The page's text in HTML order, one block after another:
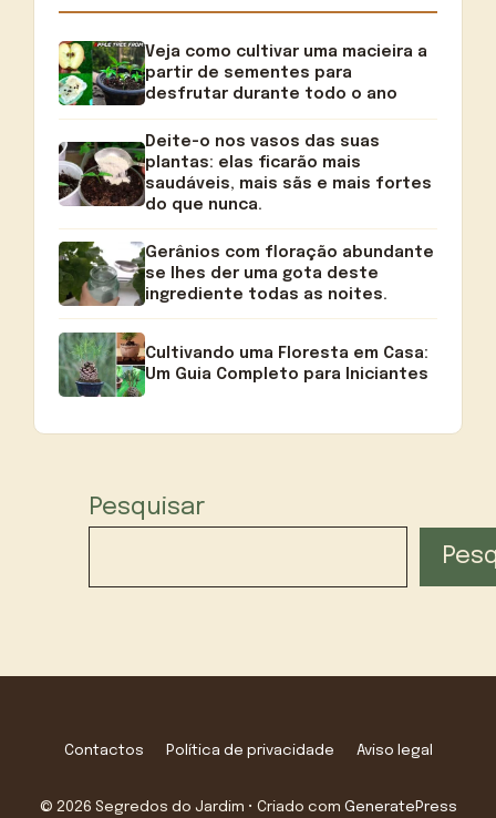
Veja como cultivar uma macieira a
partir de sementes para
desfrutar durante todo o ano
Deite-o nos vasos das suas
plantas: elas ficarão mais
saudáveis, mais sãs e mais fortes
do que nunca.
Gerânios com floração abundante
se lhes der uma gota deste
ingrediente todas as noites.
Cultivando uma Floresta em Casa:
Um Guia Completo para Iniciantes
Pesquisar
Contactos Política de privacidade Aviso legal
© 2026 Segredos do Jardim • Criado com GeneratePress